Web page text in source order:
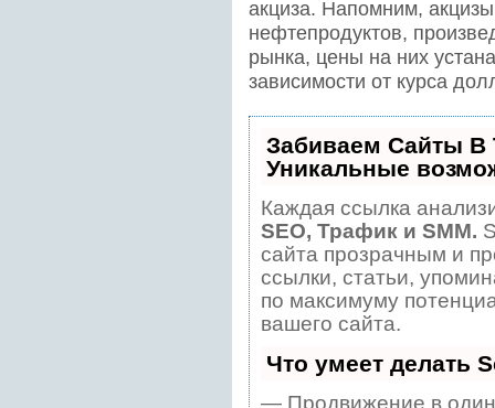
акциза. Напомним,
нефтепродуктов,
рынка, цены на них
зависимости от курса
Забиваем Сайты
Уникальные
Каждая ссылка
SEO, Трафик и SMM.
сайта прозрачным и
ссылки, статьи,
по максимуму
вашего сайта.
Что умеет делать
— Продвижение в один